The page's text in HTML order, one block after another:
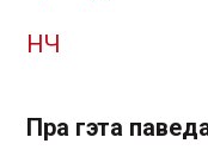
НЧ
Пра гэта